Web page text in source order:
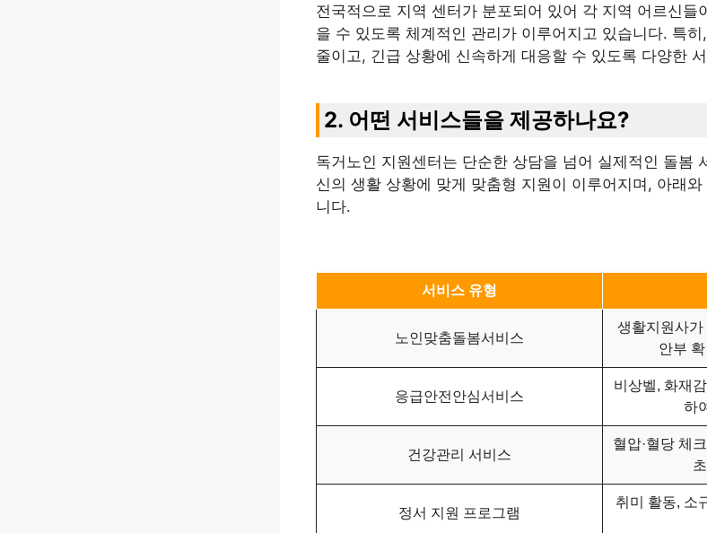
전국적으로 지역 센터가 분포되어 있어 각 지역 어르신들
을 수 있도록 체계적인 관리가 이루어지고 있습니다. 특
줄이고, 긴급 상황에 신속하게 대응할 수 있도록 다양한
2. 어떤 서비스들을 제공하나요?
독거노인 지원센터는 단순한 상담을 넘어 실제적인 돌봄
신의 생활 상황에 맞게 맞춤형 지원이 이루어지며, 아래
니다.
서비스 유형
노인맞춤돌봄서비스
생활지원사가
안부
응급안전안심서비스
비상벨, 화재
하
건강관리 서비스
혈압·혈당 체
정서 지원 프로그램
취미 활동, 소